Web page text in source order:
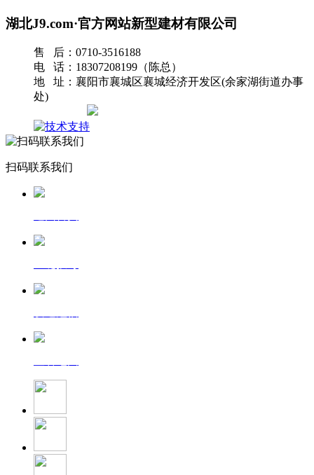
湖北J9.com·官方网站新型建材有限公司
售 后：0710-3516188
电 话：18307208199（陈总）
地 址：襄阳市襄城区襄城经济开发区(余家湖街道办事
处)
扫码联系我们